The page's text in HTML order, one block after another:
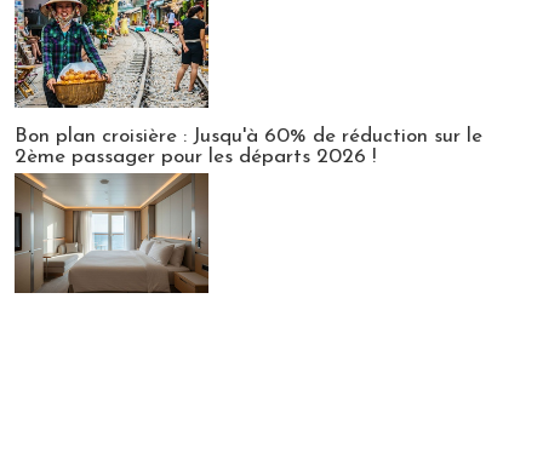
Bon plan croisière : Jusqu'à 60% de réduction sur le
2ème passager pour les départs 2026 !